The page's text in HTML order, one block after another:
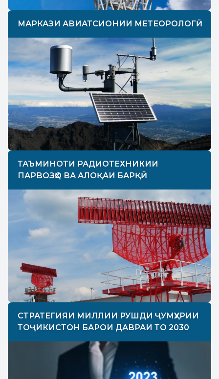
МАРКАЗИ АВИАТСИОНИИ МЕТЕОРОЛОГӢ
ТАЪМИНОТИ РАДИОТЕХНИКИИ
ПАРВОЗҲО ВА АЛОҚАИ БАРҚӢ
СТРАТЕГИЯИ МИЛЛИИ РУШДИ ҶУМҲУРИИ
ТОҶИКИСТОН БАРОИ ДАВРАИ ТО 2030